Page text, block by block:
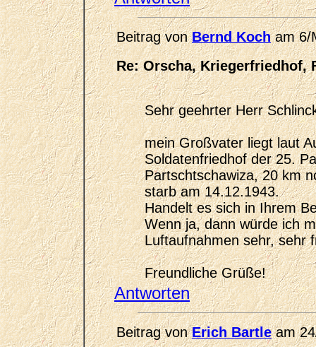
Beitrag vonBernd Kocham 6/
Re: Orscha, Kriegerfriedhof,
Sehr geehrter Herr
mein Großvater liegt laut
Soldatenfriedhof der 25.
Partschtschawiza, 20 km
starb am 14.12.1943.
Handelt es sich in Ihrem
Wenn ja, dann würde ich
Luftaufnahmen sehr, sehr
Freundliche Grüße!
Antworten
Beitrag vonErich Bartleam